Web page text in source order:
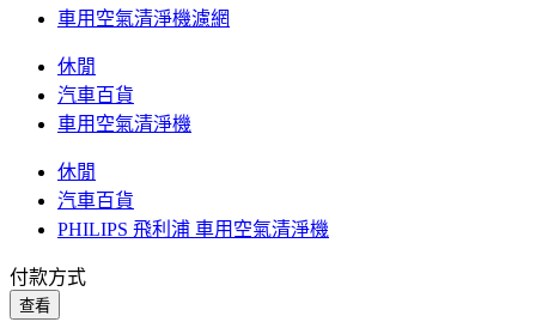
車用空氣清淨機濾網
休閒
汽車百貨
車用空氣清淨機
休閒
汽車百貨
PHILIPS 飛利浦 車用空氣清淨機
付款方式
查看